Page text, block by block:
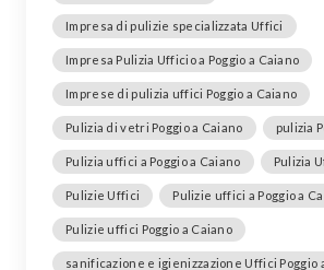
Impresa di pulizie specializzata Uffici
Impresa Pulizia Ufficio a Poggio a Caiano
Imprese di pulizia uffici Poggio a Caiano
Pulizia di vetri Poggio a Caiano pulizia
Pulizia uffici a Poggio a Caiano Pulizia
Pulizie Uffici Pulizie uffici a Poggio a
Pulizie uffici Poggio a Caiano
sanificazione e igienizzazione Uffici Poggio